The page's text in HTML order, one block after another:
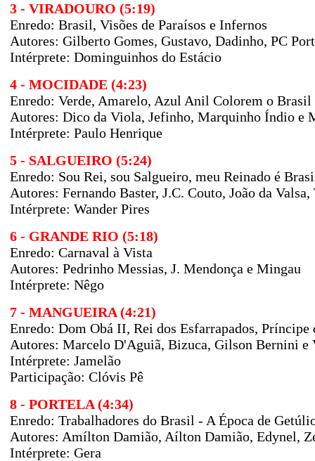
3 - VIRADOURO (5:19)
Enredo: Brasil, Visões de Paraísos e Infernos
Autores: Gilberto Gomes, Gustavo, Dadinho, PC
Intérprete: Dominguinhos do Estácio
4 - MOCIDADE (4:23)
Enredo: Verde, Amarelo, Azul Anil Colorem o Brasil
Autores: Dico da Viola, Jefinho, Marquinho Índio e
Intérprete: Paulo Henrique
5 - SALGUEIRO (5:24)
Enredo: Sou Rei, sou Salgueiro, meu Reinado é
Autores: Fernando Baster, J.C. Couto, João da
Intérprete: Wander Pires
6 - GRANDE RIO (5:18)
Enredo: Carnaval à Vista
Autores: Pedrinho Messias, J. Mendonça e Mingau
Intérprete: Nêgo
7 - MANGUEIRA (4:21)
Enredo: Dom Obá II, Rei dos Esfarrapados, Príncipe
Autores: Marcelo D'Aguiã, Bizuca, Gilson Bernini e
Intérprete: Jamelão
Participação: Clóvis Pê
8 - PORTELA (4:34)
Enredo: Trabalhadores do Brasil - A Época de
Autores: Amílton Damião, Aílton Damião, Edynel,
Intérprete: Gera